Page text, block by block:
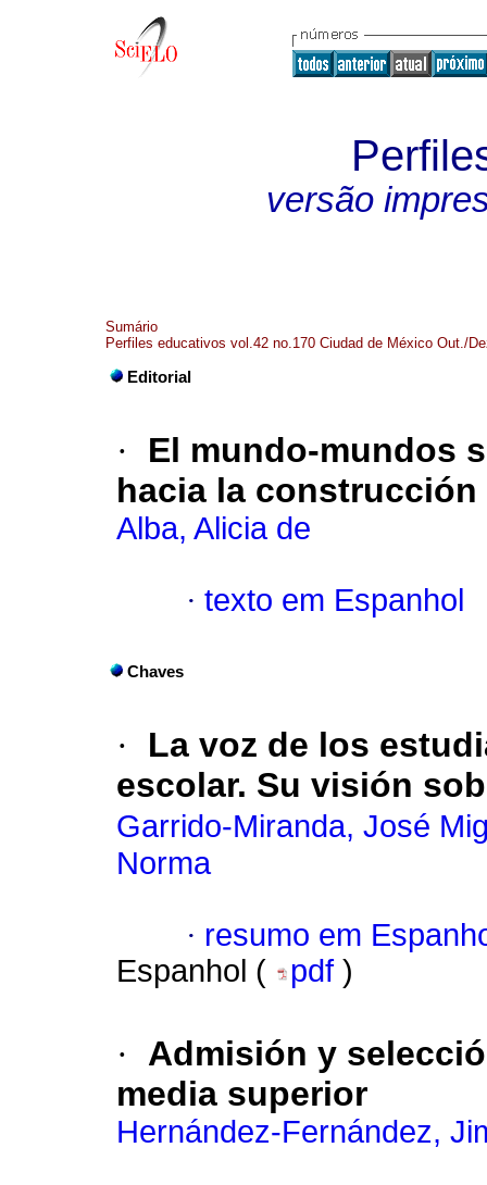
versão
Sumário
Perfiles educativos vol.42 no.170 Ciudad de México Out./
Editorial
·
El mundo-mundos
hacia la
Alba, Alicia de
· texto em Espanhol
Chaves
·
La voz de los
escolar. Su visión
Garrido-Miranda, José
Norma
· resumo em
Espanhol (
pdf )
·
Admisión y
media superior
Hernández-Fernández,